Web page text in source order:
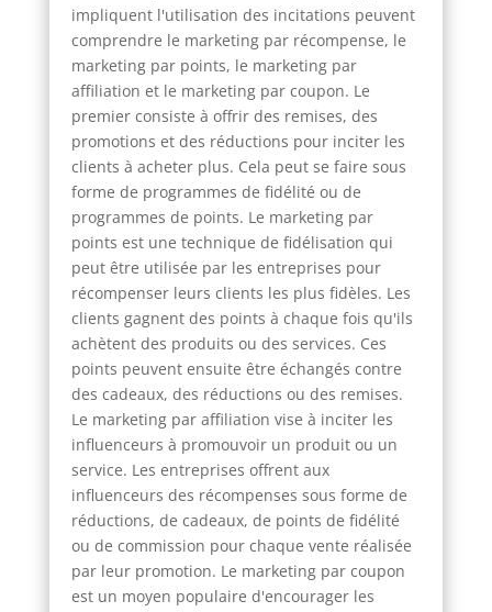
impliquent l'utilisation des incitations peuvent
comprendre le marketing par récompense, le
marketing par points, le marketing par
affiliation et le marketing par coupon. Le
premier consiste à offrir des remises, des
promotions et des réductions pour inciter les
clients à acheter plus. Cela peut se faire sous
forme de programmes de fidélité ou de
programmes de points. Le marketing par
points est une technique de fidélisation qui
peut être utilisée par les entreprises pour
récompenser leurs clients les plus fidèles. Les
clients gagnent des points à chaque fois qu'ils
achètent des produits ou des services. Ces
points peuvent ensuite être échangés contre
des cadeaux, des réductions ou des remises.
Le marketing par affiliation vise à inciter les
influenceurs à promouvoir un produit ou un
service. Les entreprises offrent aux
influenceurs des récompenses sous forme de
réductions, de cadeaux, de points de fidélité
ou de commission pour chaque vente réalisée
par leur promotion. Le marketing par coupon
est un moyen populaire d'encourager les